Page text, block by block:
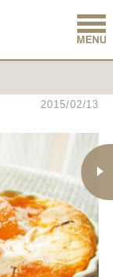
新百合ヶ
2015/02/13